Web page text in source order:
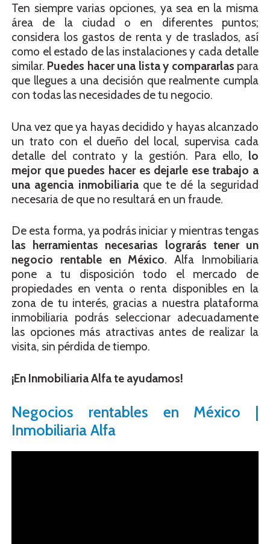
Ten siempre varias opciones, ya sea en la misma
área de la ciudad o en diferentes puntos;
considera los gastos de renta y de traslados, así
como el estado de las instalaciones y cada detalle
similar. Puedes hacer una lista y compararlas para
que llegues a una decisión que realmente cumpla
con todas las necesidades de tu negocio.
Una vez que ya hayas decidido y hayas alcanzado
un trato con el dueño del local, supervisa cada
detalle del contrato y la gestión. Para ello, lo
mejor que puedes hacer es dejarle ese trabajo a
una agencia inmobiliariaque te dé la seguridad
necesaria de que no resultará en un fraude.
De esta forma, ya podrás iniciar y mientras tengas
las herramientas necesarias lograrás tener un
negocio rentable en México. Alfa Inmobiliaria
pone a tu disposición todo el mercado de
propiedades en venta o renta disponibles en la
zona de tu interés, gracias a nuestra plataforma
inmobiliaria podrás seleccionar adecuadamente
las opciones más atractivas antes de realizar la
visita, sin pérdida de tiempo.
¡En Inmobiliaria Alfa te ayudamos!
Negocios rentables en México |
Inmobiliaria Alfa